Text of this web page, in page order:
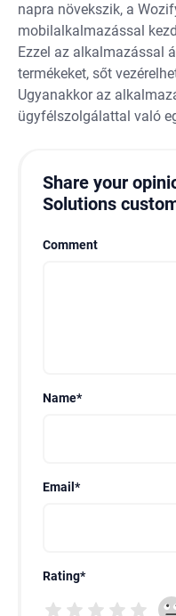
napra növekszik, a
mobilalkalmazással
Ezzel az alkalmazással
termékeket, sőt
Ugyanakkor az
ügyfélszolgálattal való
Share your
Solutions
Comment
Name*
Email *
Rating*